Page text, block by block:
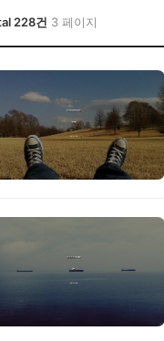
228건 3 페이지